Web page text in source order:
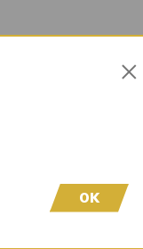
sind! Um
Durch die
×
OK